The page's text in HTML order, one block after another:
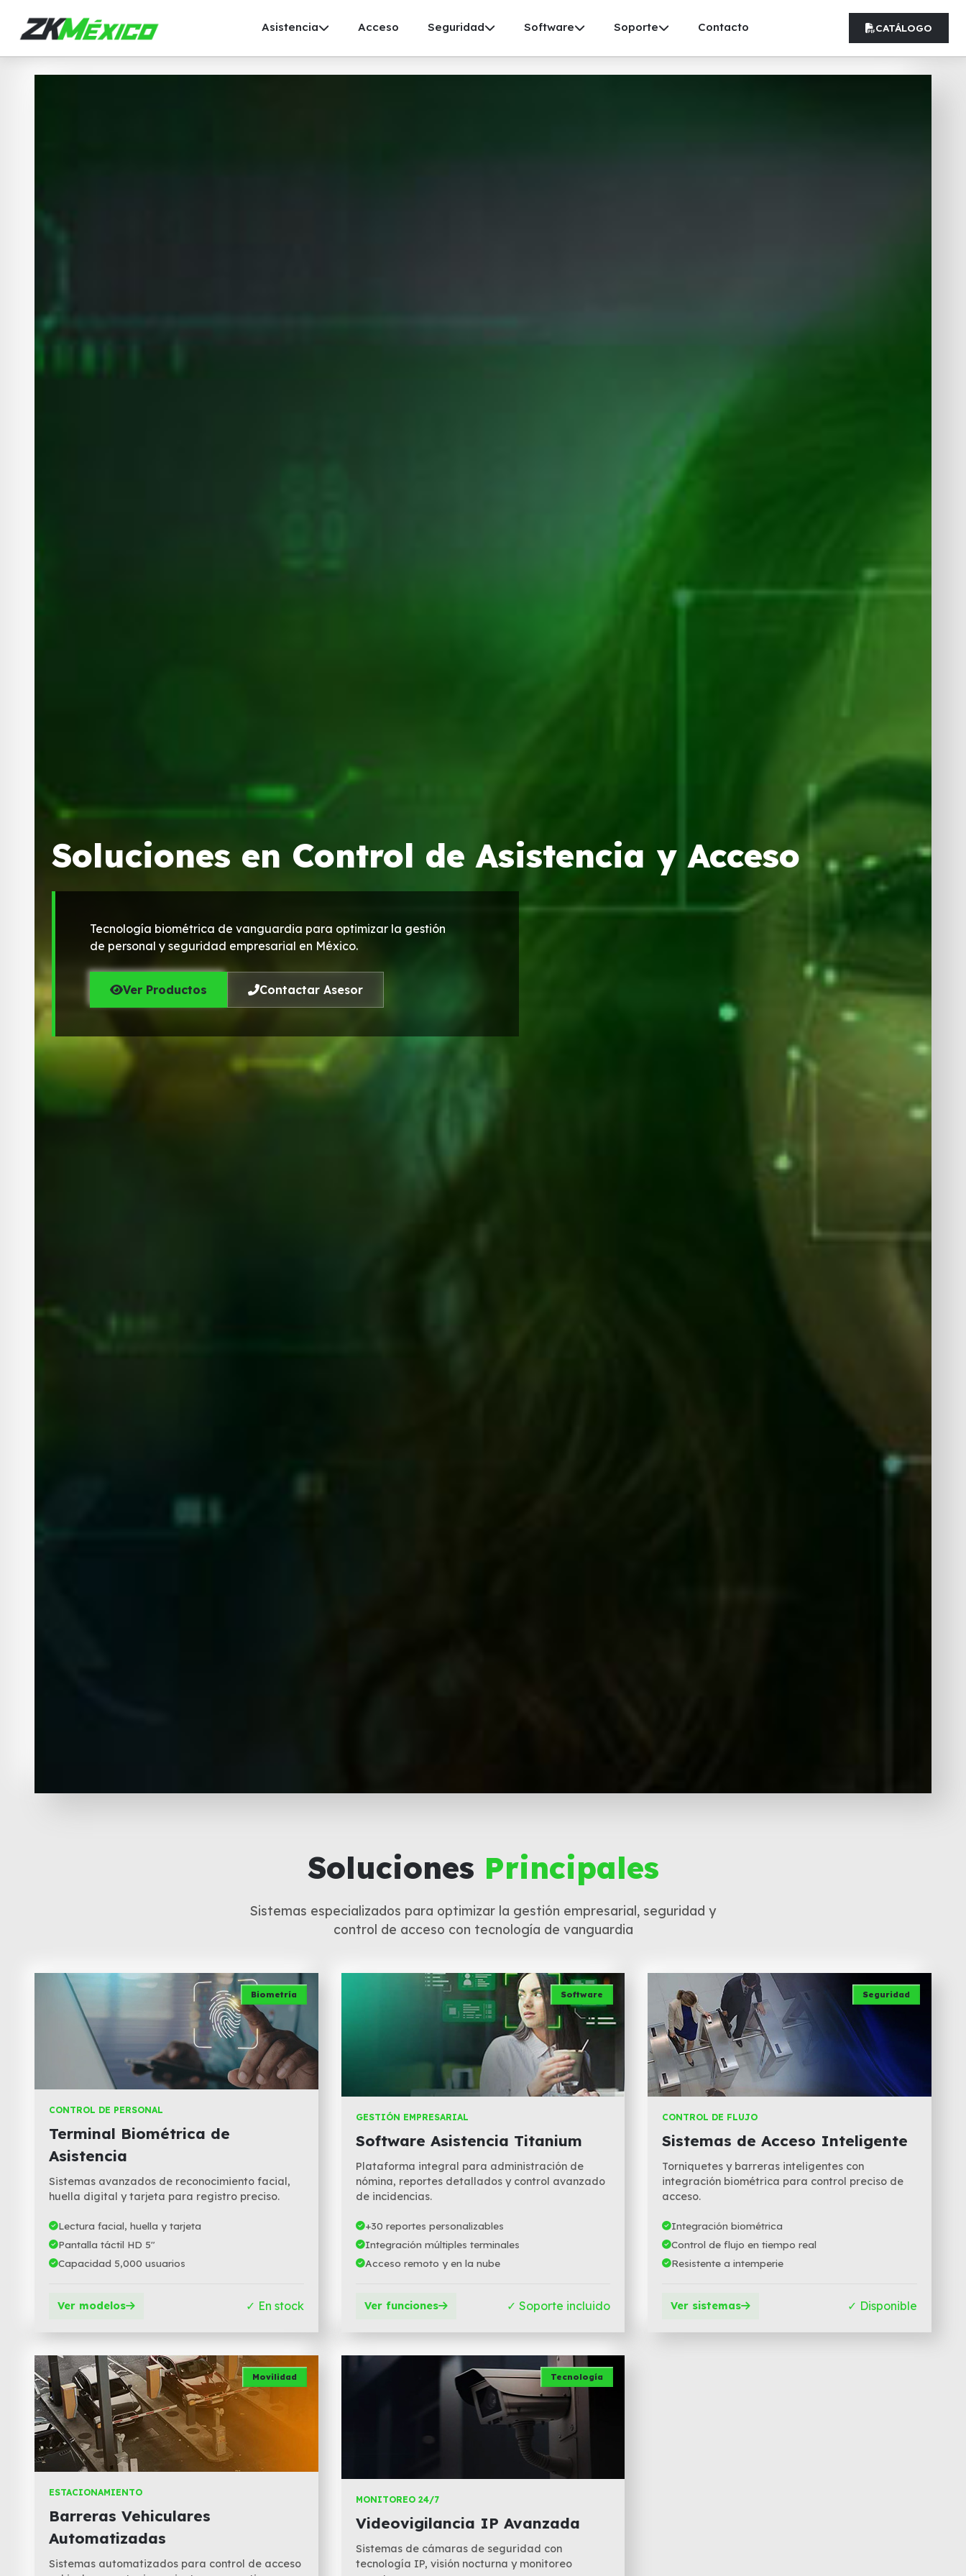
Asistencia Acceso Seguridad Software Soporte Contacto CATÁLOGO
Soluciones en Control de Asistencia y Acceso
Tecnología biométrica de vanguardia para optimizar la gestión
de personal y seguridad empresarial en México.
Ver Productos Contactar Asesor
Soluciones Principales
Sistemas especializados para optimizar la gestión empresarial, seguridad y
control de acceso con tecnología de vanguardia
Biometría
CONTROL DE PERSONAL
Terminal Biométrica de
Asistencia
Sistemas avanzados de reconocimiento facial,
huella digital y tarjeta para registro preciso.
Lectura facial, huella y tarjeta
Pantalla táctil HD 5"
Capacidad 5,000 usuarios
Ver modelos ✓ En stock
Software
GESTIÓN EMPRESARIAL
Software Asistencia Titanium
Plataforma integral para administración de
nómina, reportes detallados y control avanzado
de incidencias.
+30 reportes personalizables
Integración múltiples terminales
Acceso remoto y en la nube
Ver funciones ✓ Soporte incluido
Seguridad
CONTROL DE FLUJO
Sistemas de Acceso Inteligente
Torniquetes y barreras inteligentes con
integración biométrica para control preciso de
acceso.
Integración biométrica
Control de flujo en tiempo real
Resistente a intemperie
Ver sistemas ✓ Disponible
Movilidad
ESTACIONAMIENTO
Barreras Vehiculares
Automatizadas
Sistemas automatizados para control de acceso
Tecnología
MONITOREO 24/7
Videovigilancia IP Avanzada
Sistemas de cámaras de seguridad con
tecnología IP, visión nocturna y monitoreo